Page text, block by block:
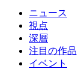
ニュース
視点
深層
注目の作品
イベント